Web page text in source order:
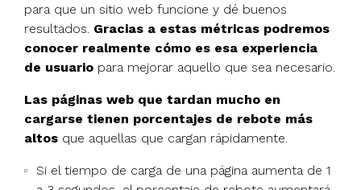
para que un sitio web funcione y dé buenos
resultados. Gracias a estas métricas podremos
conocer realmente cómo es esa experiencia
de usuario para mejorar aquello que sea necesario.
Las páginas web que tardan mucho en
cargarse tienen porcentajes de rebote más
altos que aquellas que cargan rápidamente.
Si el tiempo de carga de una página aumenta de 1